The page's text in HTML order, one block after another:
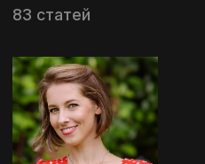
83 статей